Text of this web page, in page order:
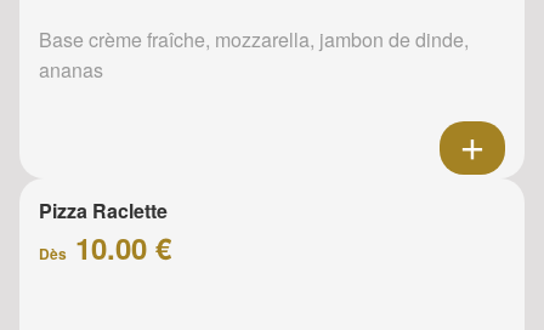
Base crème fraîche, mozzarella, jambon de dinde,
ananas
Pizza Raclette
Dès 10.00 €